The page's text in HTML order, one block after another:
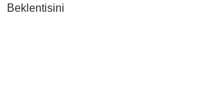
Beklentisini